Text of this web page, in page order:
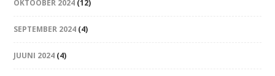
OKTOOBER 2024 (12)
SEPTEMBER 2024 (4)
JUUNI 2024 (4)